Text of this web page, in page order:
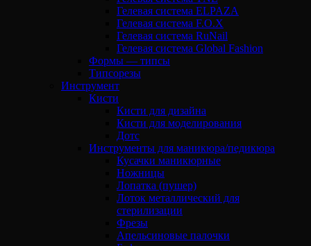
Гелевая система ELPAZA
Гелевая система F.O.X
Гелевая система RuNail
Гелевая система Global Fashion
Формы — типсы
Типсорезы
Инструмент
Кисти
Кисти для дизайна
Кисти для моделирования
Дотс
Инструменты для маникюра/педикюра
Кусачки маникюрные
Ножницы
Лопатка (пушер)
Лоток металлический для
стерилизации
Фрезы
Апельсиновые палочки